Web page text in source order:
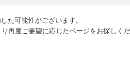
た可能性がございます。
再度ご要望に応じたページをお探しく